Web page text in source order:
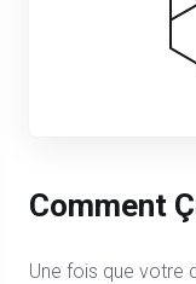
Comment
Une fois que votre